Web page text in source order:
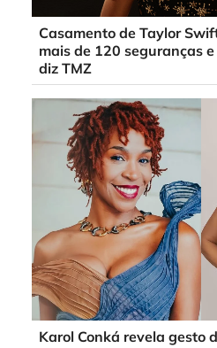
Casamento de Taylor
mais de 120 seguranças
diz TMZ
Karol Conká revela gesto